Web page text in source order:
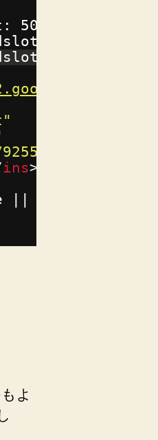
50px; }
{ width:
{ width:
ins>
|| []).push({});
よ